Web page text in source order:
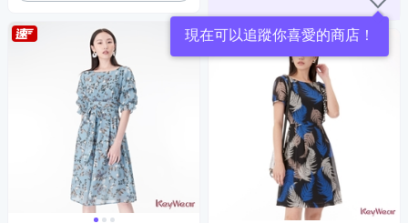
現在可以追蹤你喜愛的商店！